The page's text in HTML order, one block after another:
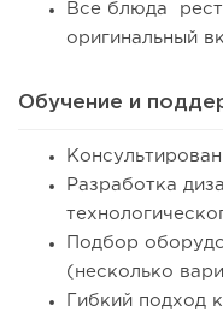
Все блюда
оригинальный
Обучение и
Разработка
Подбор
(несколько
Гибкий подход